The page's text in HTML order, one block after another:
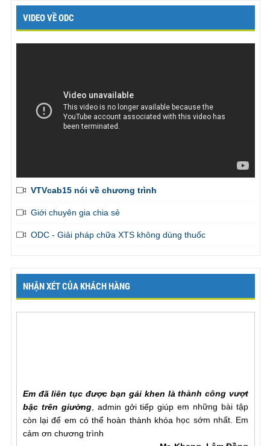
VIDEO VỀ ODC
VTVcab15 nói về chương trình
Giới chuyên gia chia sẻ
ODC - Giải pháp chữa XTS không dùng thuốc
NHẬN XÉT CỦA KHÁCH HÀNG
bậc trên giường, admin gởi tiếp giúp em những bài tập
còn lại để em có thể hoàn thành khóa học sớm nhất. Em
cảm ơn chương trình